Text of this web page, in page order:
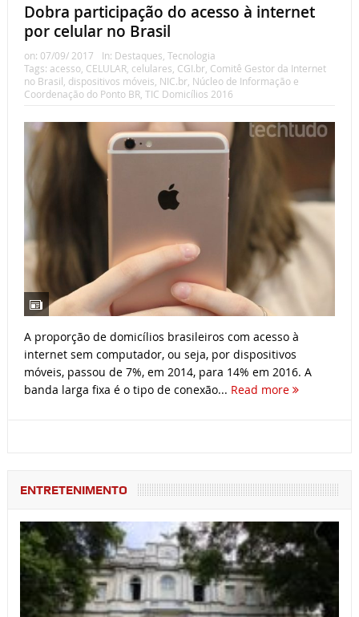
Dobra participação do acesso à internet
por celular no Brasil
on: 07/09/ 2017 In: Destaques Tecnologia
Tags: acesso, CELULAR, celulares CGI.br, Comitê Gestor da Internet
no Brasil dispositivos móveis NIC.br, Núcleo de Informação e
Coordenação do Ponto BR, TIC Domicílios 2016
A proporção de domicílios brasileiros com acesso à
internet sem computador, ou seja, por dispositivos
móveis, passou de 7%, em 2014, para 14% em 2016. A
banda larga fixa é o tipo de conexão... Read more
ENTRETENIMENTO